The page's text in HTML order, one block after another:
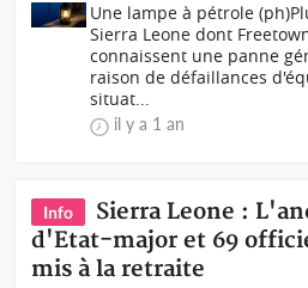
Une lampe à pétrole
Sierra Leone dont
connaissent une panne
raison de défaillances
situat...
il y a 1 an
Info
Sierra Leone :
d'Etat-major et 69
mis à la retraite